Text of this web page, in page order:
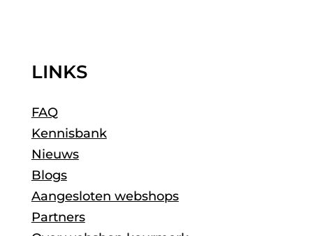
LINKS
FAQ
Kennisbank
Nieuws
Blogs
Aangesloten webshops
Partners